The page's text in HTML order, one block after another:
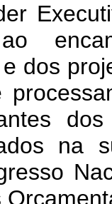
ao
dos
na